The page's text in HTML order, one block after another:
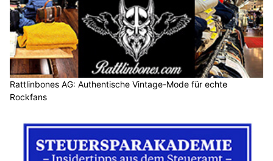
Rattlinbones AG: Authentische Vintage-Mode für echte
Rockfans